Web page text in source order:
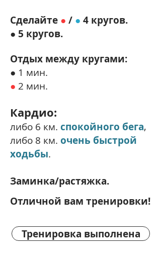
Сделайте ● / ● 4 кругов.
● 5 кругов.
Отдых между кругами:
● 1 мин.
● 2 мин.
Кардио:
либо 6 км. спокойного бега,
либо 8 км. очень быстрой
ходьбы.
Заминка/растяжка.
Отличной вам тренировки!
Тренировка выполнена